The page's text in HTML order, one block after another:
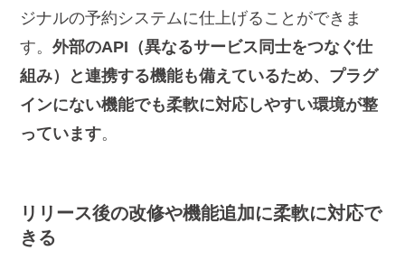
ジナルの予約システムに仕上げることができま
す。外部のAPI（異なるサービス同士をつなぐ仕
組み）と連携する機能も備えているため、プラグ
インにない機能でも柔軟に対応しやすい環境が整
っています。
リリース後の改修や機能追加に柔軟に対応で
きる